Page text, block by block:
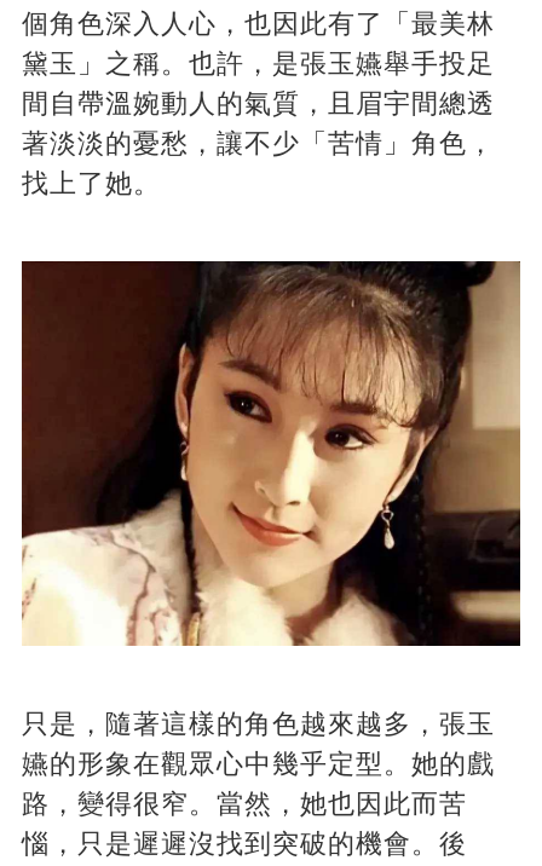
個角色深入人心，也因此有了「最美林
黛玉」之稱。也許，是張玉嬿舉手投足
間自帶溫婉動人的氣質，且眉宇間總透
著淡淡的憂愁，讓不少「苦情」角色，
找上了她。
只是，隨著這樣的角色越來越多，張玉
嬿的形象在觀眾心中幾乎定型。她的戲
路，變得很窄。當然，她也因此而苦
惱，只是遲遲沒找到突破的機會。後